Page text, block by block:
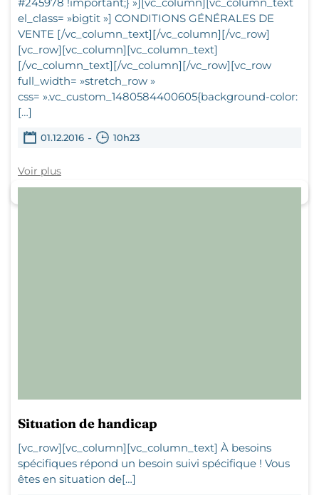
el_class= »bigtit »] CONDITIONS GÉNÉRALES DE
VENTE [/vc_column_text][/vc_column][/vc_row]
[vc_row][vc_column][vc_column_text]
[/vc_column_text][/vc_column][/vc_row][vc_row
full_width= »stretch_row »
css= ».vc_custom_1480584400605{background-color:
[…]
01.12.2016 - 10h23
Voir plus
Situation de handicap
[vc_row][vc_column][vc_column_text] À besoins
spécifiques répond un besoin suivi spécifique ! Vous
êtes en situation de[…]